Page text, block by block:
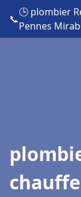
📞
🕒 plombier
Pennes